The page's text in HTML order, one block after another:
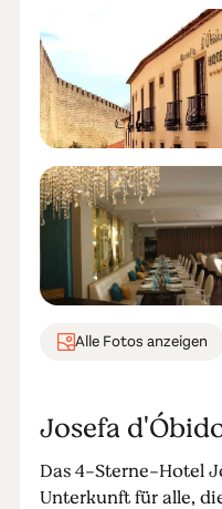
Alle Fotos anzeigen
Josefa
Das 4-Sterne-Hotel
Unterkunft für alle,